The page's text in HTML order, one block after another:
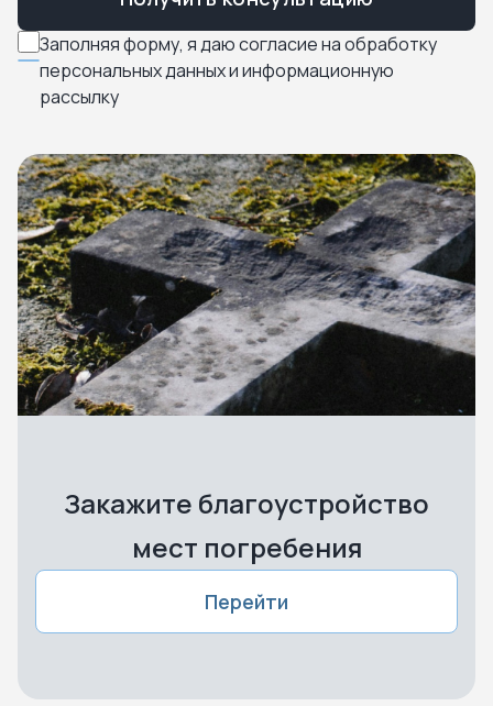
Заполняя форму, я даю согласие на обработку
персональных данных и информационную
рассылку
Закажите благоустройство
мест погребения
Перейти